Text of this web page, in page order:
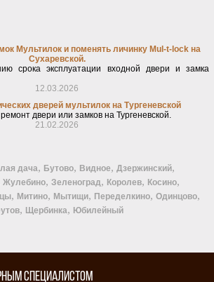
Мультилок и поменять личинку Mul-t-lock на
Сухаревской.
срока эксплуатации входной двери и замка
12.03.2026
дверей мультилок на Тургеневской
двери или замков на Тургеневской.
21.02.2026
дача, Бутово, Видное, Дзержинский,
Жулебино, Зеленоград, Королев, Косино,
, Митино, Мытищи, Переделкино, Одинцово,
, Щербинка, Юбилейный
СПЕЦИАЛИСТОМ